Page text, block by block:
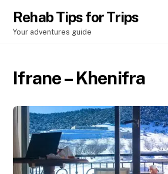
Rehab Tips for Trips
Your adventures guide
Ifrane – Khenifra